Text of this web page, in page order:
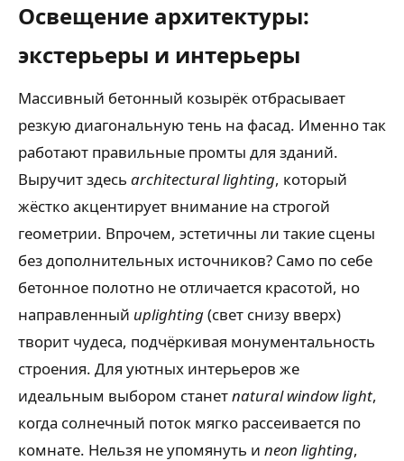
Освещение архитектуры:
экстерьеры и интерьеры
Массивный бетонный козырёк отбрасывает
резкую диагональную тень на фасад. Именно так
работают правильные промты для зданий.
Выручит здесь architectural lighting, который
жёстко акцентирует внимание на строгой
геометрии. Впрочем, эстетичны ли такие сцены
без дополнительных источников? Само по себе
бетонное полотно не отличается красотой, но
направленный uplighting(свет снизу вверх)
творит чудеса, подчёркивая монументальность
строения. Для уютных интерьеров же
идеальным выбором станетnatural window light,
когда солнечный поток мягко рассеивается по
комнате. Нельзя не упомянуть и neon lighting,